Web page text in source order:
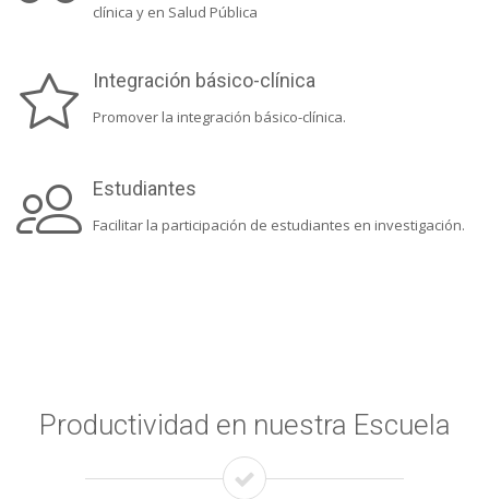
clínica y en Salud Pública
Integración básico-clínica
Promover la integración básico-clínica.
Estudiantes
Facilitar la participación de estudiantes en investigación.
Productividad en nuestra Escuela